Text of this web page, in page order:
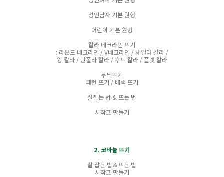
성인남자 기본 원형
어린이 기본 원형
칼라 네크라인 뜨기
: 라운드 네크라인 / V네크라인 / 세일러 칼라 /
윙 칼라 / 반폴라 칼라 / 후드 칼라 / 플랫 칼라
무늬뜨기
패턴 뜨기 / 배색 뜨기
실잡는 법 & 뜨는 법
시작코 만들기
2. 코바늘 뜨기
실 잡는 법＆뜨는 법
시작코 만들기